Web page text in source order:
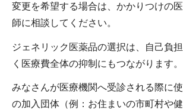
変更を希望する場合は、かかりつけの
師に相談してください。
ジェネリック医薬品の選択は、自己負
く医療費全体の抑制にもつながります
みなさんが医療機関へ受診される際に
の加入団体（例：お住まいの市町村や健